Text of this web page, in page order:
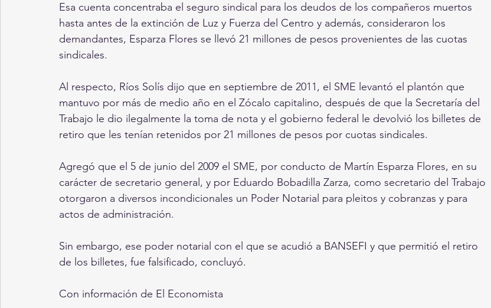
Esa cuenta concentraba el seguro sindical para los deudos de los compañeros muertos
hasta antes de la extinción de Luz y Fuerza del Centro y además, consideraron los
demandantes, Esparza Flores se llevó 21 millones de pesos provenientes de las cuotas
sindicales.
Al respecto, Ríos Solís dijo que en septiembre de 2011, el SME levantó el plantón que
mantuvo por más de medio año en el Zócalo capitalino, después de que la Secretaría del
Trabajo le dio ilegalmente la toma de nota y el gobierno federal le devolvió los billetes de
retiro que les tenían retenidos por 21 millones de pesos por cuotas sindicales.
Agregó que el 5 de junio del 2009 el SME, por conducto de Martín Esparza Flores, en su
carácter de secretario general, y por Eduardo Bobadilla Zarza, como secretario del Trabajo
otorgaron a diversos incondicionales un Poder Notarial para pleitos y cobranzas y para
actos de administración.
Sin embargo, ese poder notarial con el que se acudió a BANSEFI y que permitió el retiro
de los billetes, fue falsificado, concluyó.
Con información de El Economista